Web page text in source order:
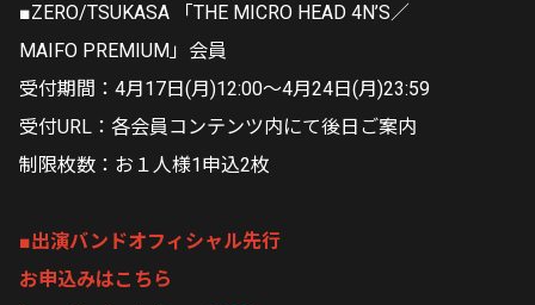
■ZERO/TSUKASA 「THE MICRO HEAD 4N’S／
MAIFO PREMIUM」会員
受付期間：4月17日(月)12:00～4月24日(月)23:59
受付URL：各会員コンテンツ内にて後日ご案内
制限枚数：お１人様1申込2枚
■出演バンドオフィシャル先行
お申込みはこちら